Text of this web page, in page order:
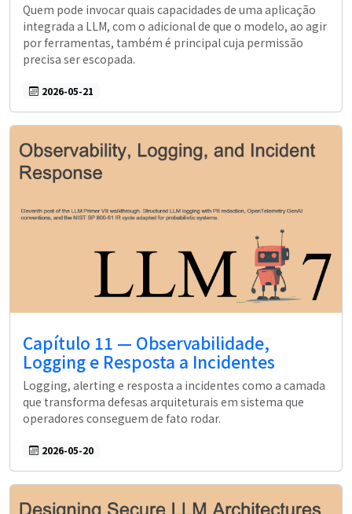
Quem pode invocar quais capacidades de uma aplicação
integrada a LLM, com o adicional de que o modelo, ao agir
por ferramentas, também é principal cuja permissão
precisa ser escopada.
2026-05-21
Capítulo 11 — Observabilidade,
Logging e Resposta a Incidentes
Logging, alerting e resposta a incidentes como a camada
que transforma defesas arquiteturais em sistema que
operadores conseguem de fato rodar.
2026-05-20